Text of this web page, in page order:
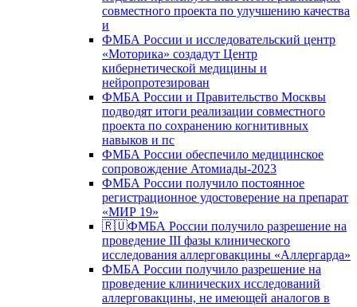
совместного проекта по улучшению качества
и
ФМБА России и исследовательский центр
«Моторика» создадут Центр
кибернетической медицины и
нейропротезирован
ФМБА России и Правительство Москвы
подводят итоги реализации совместного
проекта по сохранению когнитивных
навыков и пс
ФМБА России обеспечило медицинское
сопровождение Атомиады-2023
ФМБА России получило постоянное
регистрационное удостоверение на препарат
«МИР 19»
🇷🇺ФМБА России получило разрешение на
проведение III фазы клинического
исследования аллерговакцины «Аллергарда»
ФМБА России получило разрешение на
проведение клинических исследований
аллерговакцины, не имеющей аналогов в